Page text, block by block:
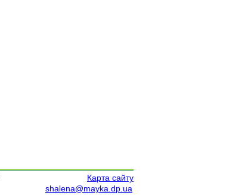
Карта сайту
shalena@mayka.dp.ua